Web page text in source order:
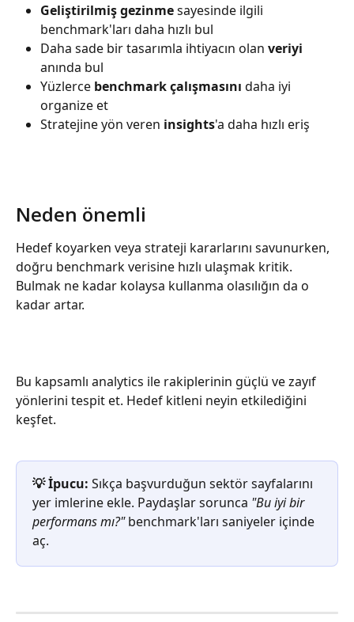
Geliştirilmiş gezinme sayesinde ilgili
benchmark'ları daha hızlı bul
Daha sade bir tasarımla ihtiyacın olan veriyi
anında bul
Yüzlerce benchmark çalışmasını daha iyi
organize et
Stratejine yön veren insights'a daha hızlı eriş
Neden önemli
Hedef koyarken veya strateji kararlarını savunurken,
doğru benchmark verisine hızlı ulaşmak kritik.
Bulmak ne kadar kolaysa kullanma olasılığın da o
kadar artar.
Bu kapsamlı analytics ile rakiplerinin güçlü ve zayıf
yönlerini tespit et. Hedef kitleni neyin etkilediğini
keşfet.
💡 İpucu: Sıkça başvurduğun sektör sayfalarını
yer imlerine ekle. Paydaşlar sorunca "Bu iyi bir
performans mı?" benchmark'ları saniyeler içinde
aç.